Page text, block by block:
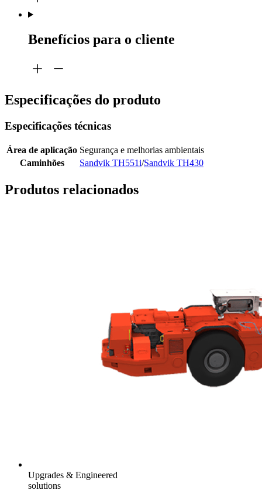
Benefícios para o cliente
Especificações do produto
Especificações técnicas
Área de aplicação Segurança e melhorias ambientais
Caminhões
Sandvik TH551i/Sandvik TH430
Produtos relacionados
Upgrades & Engineered
solutions